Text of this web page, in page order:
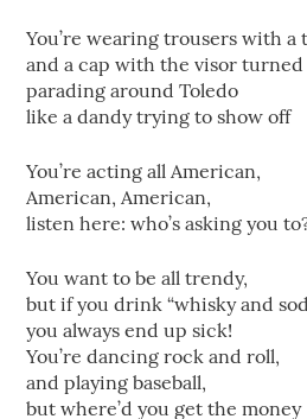
You’re wearing trousers with a
and a cap with the visor turned
parading around Toledo
like a dandy trying to show off
You’re acting all American,
American, American,
listen here: who’s asking you
You want to be all trendy,
but if you drink “whisky and
you always end up sick!
You’re dancing rock and roll,
and playing baseball,
but where’d you get the money